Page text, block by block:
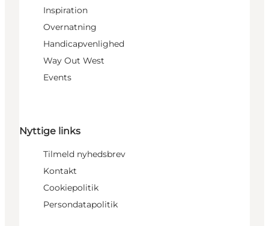
Inspiration
Overnatning
Handicapvenlighed
Way Out West
Events
Nyttige links
Tilmeld nyhedsbrev
Kontakt
Cookiepolitik
Persondatapolitik